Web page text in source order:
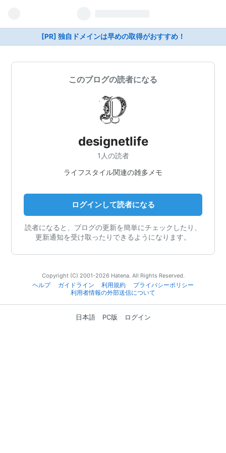
[PR] 独自ドメインは早めの取得がおすすめ！
このブログの読者になる
designetlife
1人の読者
ライフスタイル関連の雑多メモ
ログインして読者になる
読者になると、ブログの更新を簡単にチェックしたり、
更新通知を受け取ったりできるようになります。
Copyright (C) 2001-2026 Hatena. All Rights Reserved.
ヘルプ
ガイドライン 利用規約
プライバシーポリシー
利用者情報の外部送信について
日本語 PC版 ログイン